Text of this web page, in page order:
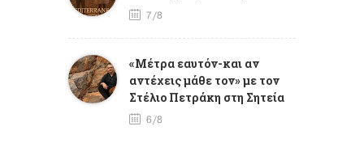
7/8
«Μέτρα εαυτόν-και αν
αντέχεις μάθε τον» με τον
Στέλιο Πετράκη στη Σητεία
6/8